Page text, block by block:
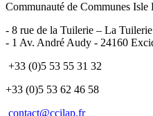
Communauté de Communes
- 8 rue de la Tuilerie – La
- 1 Av. André Audy - 24160
+33 (0)5 53 55 31 32
+33 (0)5 53 62 46 58
contact@ccilap.fr